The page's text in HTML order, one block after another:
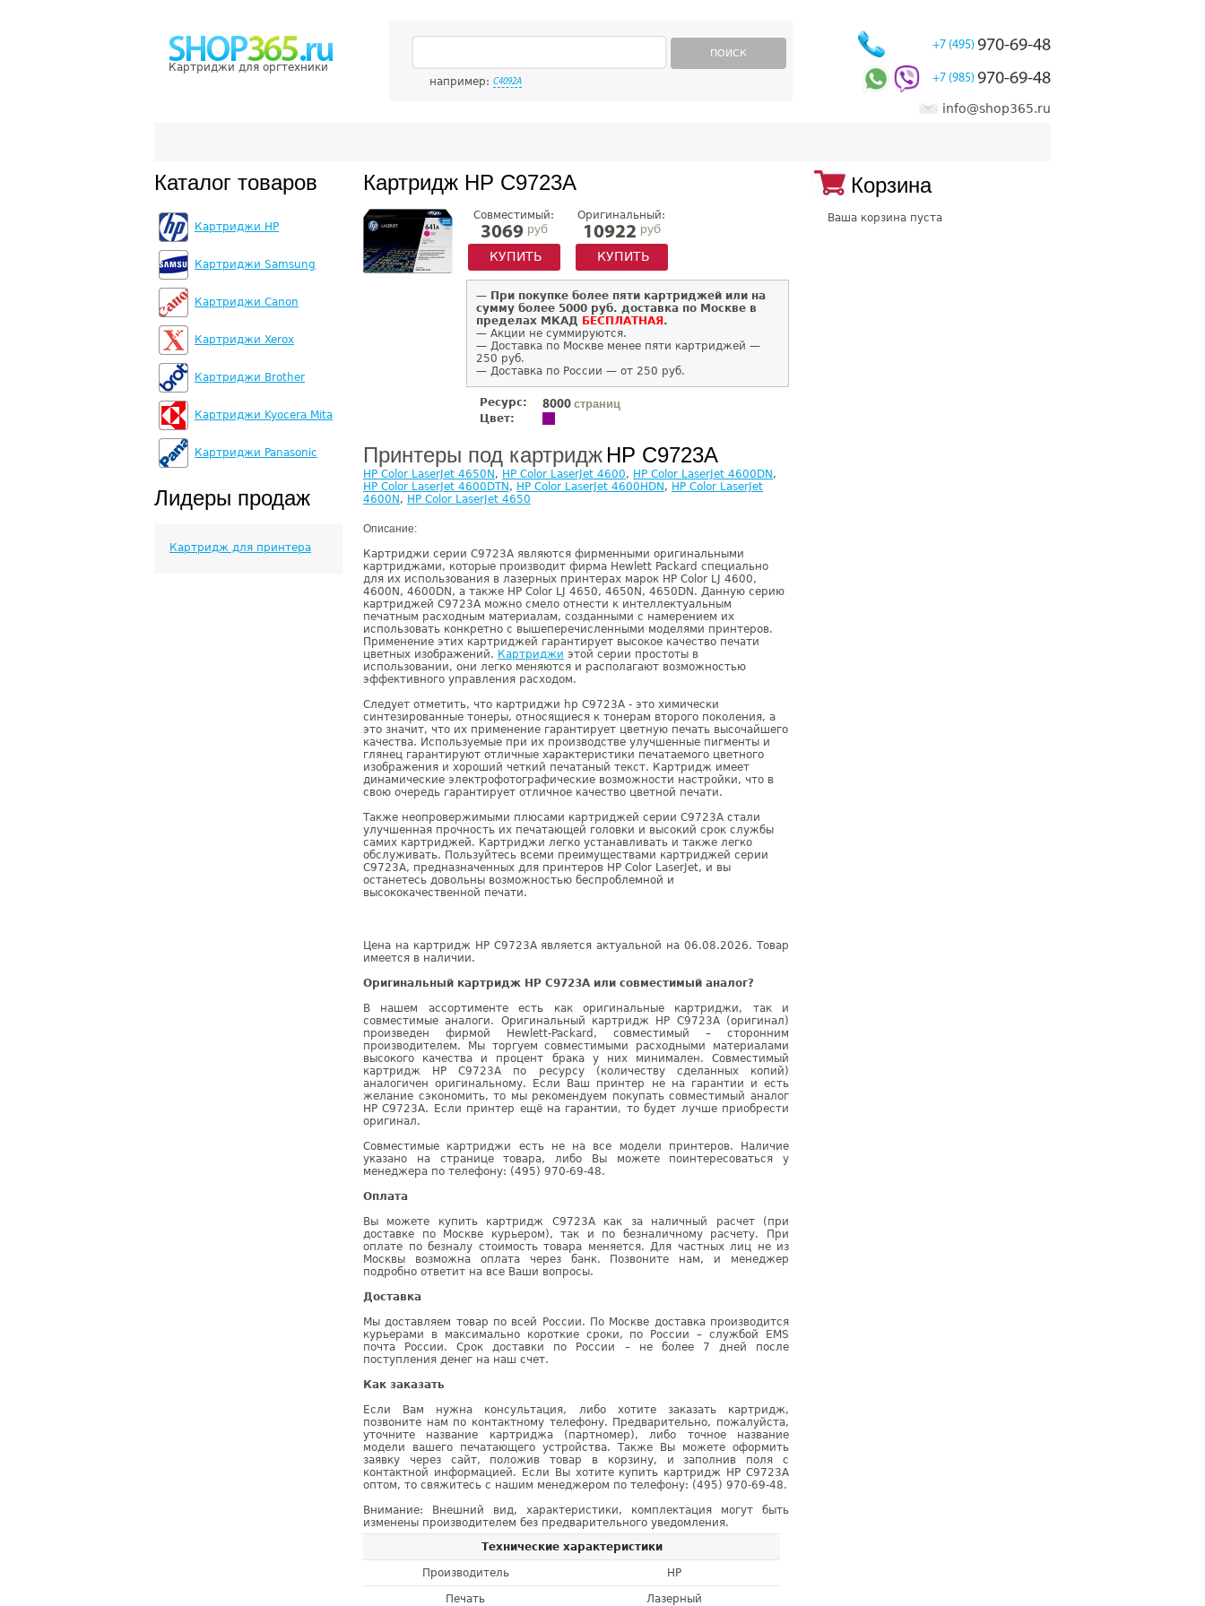
Картриджи для оргтехники
ПОИСК
например: C4092A
+7 (495) 970-69-48
+7 (985) 970-69-48
info@shop365.ru
Каталог товаров
Картриджи HP
Картриджи Samsung
Картриджи Canon
Картриджи Xerox
Картриджи Brother
Картриджи Kyocera Mita
Картриджи Panasonic
Лидеры продаж
Картридж для принтера
Картридж HP C9723A
Совместимый:
3069руб
КУПИТЬ
Оригинальный:
10922 руб
КУПИТЬ
— При покупке более пяти картриджей или на
сумму более 5000 руб. доставка по Москве в
пределах МКАД БЕСПЛАТНАЯ .
— Акции не суммируются.
— Доставка по Москве менее пяти картриджей —
250 руб.
— Доставка по России — от 250 руб.
Ресурс: 8000 страниц
Цвет:
Принтеры под картридж HP C9723A
HP Color LaserJet 4650N , HP Color LaserJet 4600, HP Color LaserJet 4600DN ,
HP Color LaserJet 4600DTN , HP Color LaserJet 4600HDN , HP Color LaserJet
4600N , HP Color LaserJet 4650
Описание:
Картриджи серии C9723A являются фирменными оригинальными
картриджами, которые производит фирма Hewlett Packard специально
для их использования в лазерных принтерах марок HP Color LJ 4600,
4600N, 4600DN, а также HP Color LJ 4650, 4650N, 4650DN. Данную серию
картриджей С9723А можно смело отнести к интеллектуальным
печатным расходным материалам, созданными с намерением их
использовать конкретно с вышеперечисленными моделями принтеров.
Применение этих картриджей гарантирует высокое качество печати
цветных изображений. Картриджи этой серии простоты в
использовании, они легко меняются и располагают возможностью
эффективного управления расходом.
Следует отметить, что картриджи hp С9723А - это химически
синтезированные тонеры, относящиеся к тонерам второго поколения, а
это значит, что их применение гарантирует цветную печать высочайшего
качества. Используемые при их производстве улучшенные пигменты и
глянец гарантируют отличные характеристики печатаемого цветного
изображения и хороший четкий печатаный текст. Картридж имеет
динамические электрофотографические возможности настройки, что в
свою очередь гарантирует отличное качество цветной печати.
Также неопровержимыми плюсами картриджей серии С9723А стали
улучшенная прочность их печатающей головки и высокий срок службы
самих картриджей. Картриджи легко устанавливать и также легко
обслуживать. Пользуйтесь всеми преимуществами картриджей серии
С9723А, предназначенных для принтеров HP Color LaserJet, и вы
останетесь довольны возможностью беспроблемной и
высококачественной печати.
Цена на картридж HP C9723A является актуальной на 06.08.2026. Товар
имеется в наличии.
Оригинальный картридж HP C9723A или совместимый аналог?
В нашем ассортименте есть как оригинальные картриджи, так и
совместимые аналоги. Оригинальный картридж HP C9723A (оригинал)
произведен фирмой Hewlett-Packard, совместимый – сторонним
производителем. Мы торгуем совместимыми расходными материалами
высокого качества и процент брака у них минимален. Совместимый
картридж HP C9723A по ресурсу (количеству сделанных копий)
аналогичен оригинальному. Если Ваш принтер не на гарантии и есть
желание сэкономить, то мы рекомендуем покупать совместимый аналог
HP C9723A. Если принтер ещё на гарантии, то будет лучше приобрести
оригинал.
Совместимые картриджи есть не на все модели принтеров. Наличие
указано на странице товара, либо Вы можете поинтересоваться у
менеджера по телефону: (495) 970-69-48.
Оплата
Вы можете купить картридж C9723A как за наличный расчет (при
доставке по Москве курьером), так и по безналичному расчету. При
оплате по безналу стоимость товара меняется. Для частных лиц не из
Москвы возможна оплата через банк. Позвоните нам, и менеджер
подробно ответит на все Ваши вопросы.
Доставка
Мы доставляем товар по всей России. По Москве доставка производится
курьерами в максимально короткие сроки, по России – службой EMS
почта России. Срок доставки по России – не более 7 дней после
поступления денег на наш счет.
Как заказать
Если Вам нужна консультация, либо хотите заказать картридж,
позвоните нам по контактному телефону. Предварительно, пожалуйста,
уточните название картриджа (партномер), либо точное название
модели вашего печатающего устройства. Также Вы можете оформить
заявку через сайт, положив товар в корзину, и заполнив поля с
контактной информацией. Если Вы хотите купить картридж HP C9723A
оптом, то свяжитесь с нашим менеджером по телефону: (495) 970-69-48.
Внимание: Внешний вид, характеристики, комплектация могут быть
изменены производителем без предварительного уведомления.
Технические характеристики
Производитель HP
Печать Лазерный
Корзина
Ваша корзина пуста